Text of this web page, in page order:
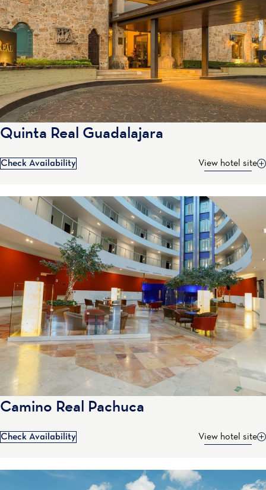
Quinta Real Guadalajara
Check Availability View hotel site
Camino Real Pachuca
Check Availability View hotel site
Notice of Accessibility
Newsletter